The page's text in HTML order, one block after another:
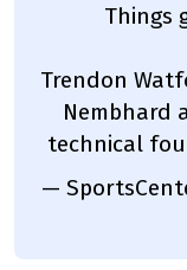
Things
Trendon
Nembhard
technical
—